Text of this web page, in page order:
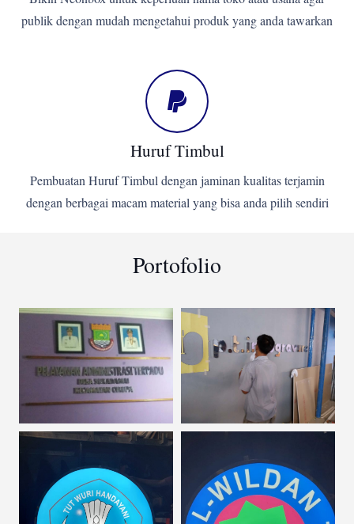
publik dengan mudah mengetahui produk yang anda tawarkan
Huruf Timbul
Pembuatan Huruf Timbul dengan jaminan kualitas terjamin
dengan berbagai macam material yang bisa anda pilih sendiri
Portofolio